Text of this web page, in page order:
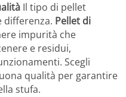
Il tipo di pellet
differenza. Pellet di
impurità che
e residui,
Scegli
qualità per garantire
stufa.